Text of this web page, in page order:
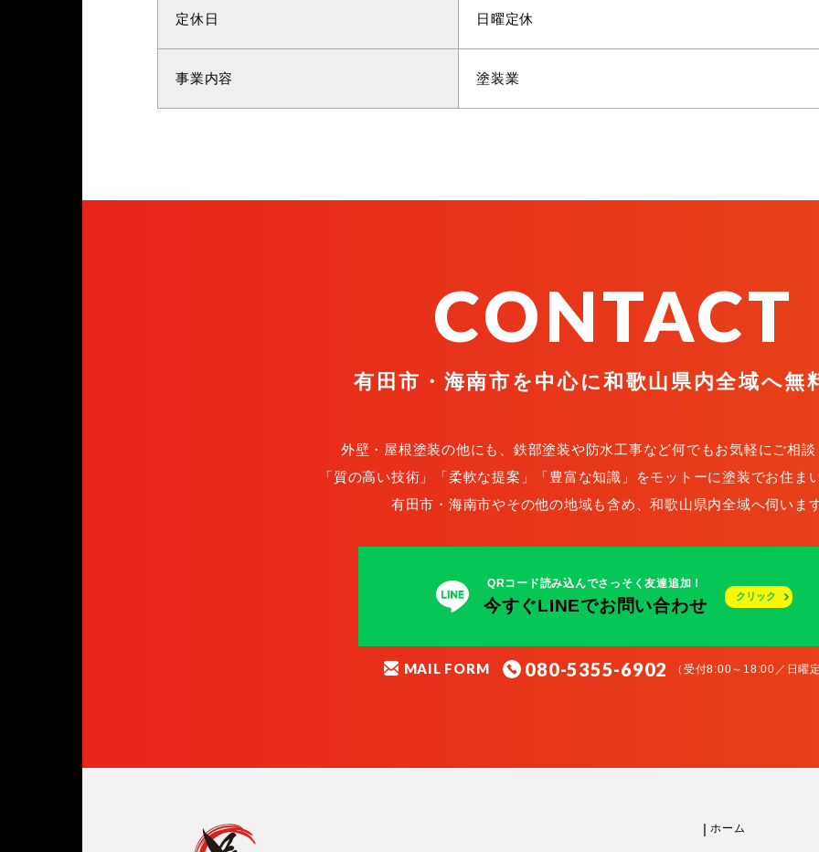
定休日 日曜定休
事業内容 塗装業
CONTACT
有田市・海南市を中心に和歌山県内全域へ無
外壁・屋根塗装の他にも、鉄部塗装や防水工事など何でもお気軽にご相
「質の高い技術」「柔軟な提案」「豊富な知識」をモットーに塗装でお住ま
有田市・海南市やその他の地域も含め、和歌山県内全域へ伺いま
QRコード読み込んでさっそく友達追加！
今すぐLINEでお問い合わせ クリック
MAIL FORM 080-5355-6902 （受付8:00～18:00／日曜
ホーム